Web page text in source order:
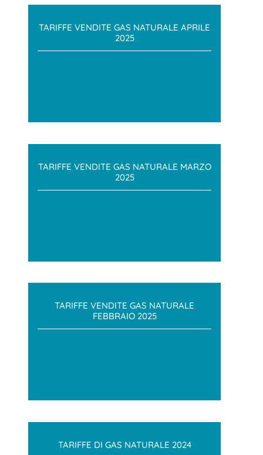
TARIFFE VENDITE GAS NATURALE APRILE
2025
TARIFFE VENDITE GAS NATURALE MARZO
2025
TARIFFE VENDITE GAS NATURALE
FEBBRAIO 2025
TARIFFE DI GAS NATURALE 2024